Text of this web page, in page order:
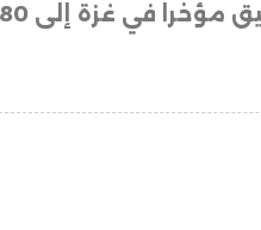
أعلى مستوى يسجل بتاريخ القطاع.